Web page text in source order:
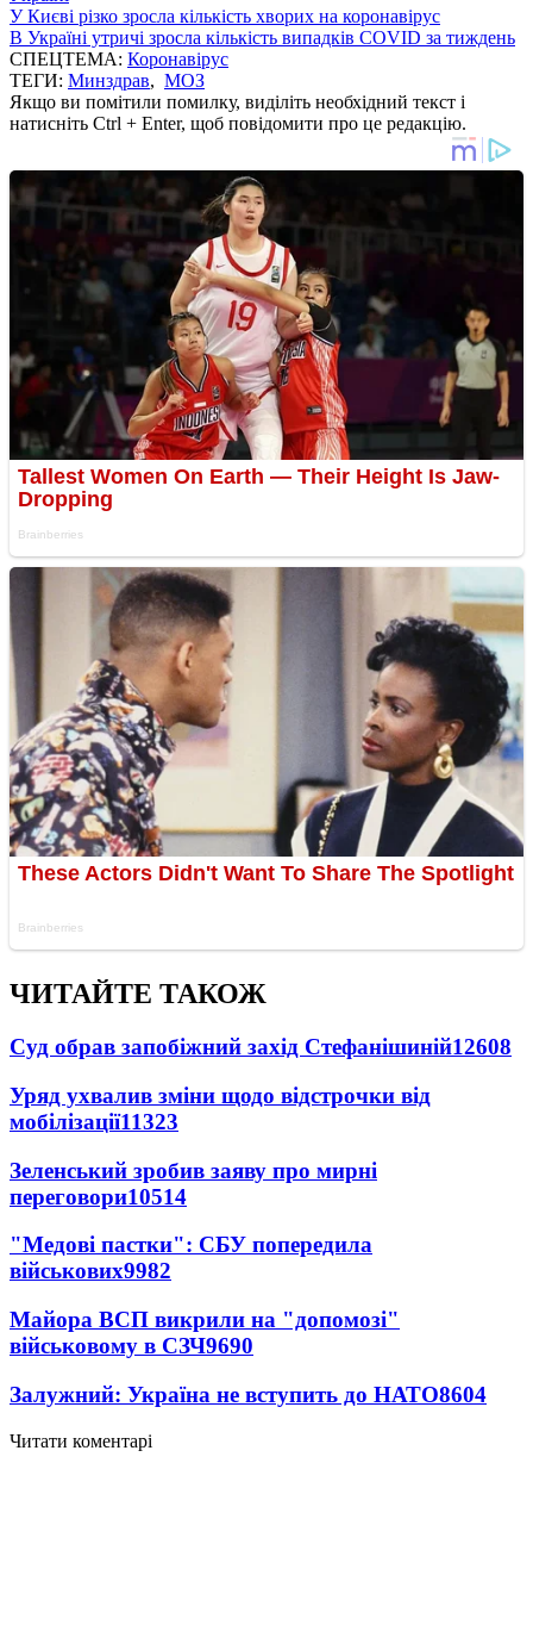
У Києві різко зросла кількість хворих на коронавірус
В Україні утричі зросла кількість випадків COVID за тиждень
СПЕЦТЕМА: Коронавірус
ТЕГИ: Минздрав, МОЗ
Якщо ви помітили помилку, виділіть необхідний текст і
натисніть Ctrl + Enter, щоб повідомити про це редакцію.
ЧИТАЙТЕ ТАКОЖ
Суд обрав запобіжний захід Стефанішиній12608
Уряд ухвалив зміни щодо відстрочки від
мобілізації11323
Зеленський зробив заяву про мирні
переговори10514
"Медові пастки": СБУ попередила
військових9982
Майора ВСП викрили на "допомозі"
військовому в СЗЧ9690
Залужний: Україна не вступить до НАТО8604
Читати коментарі